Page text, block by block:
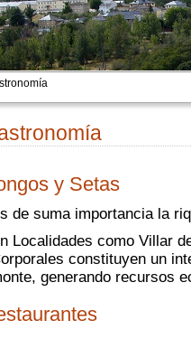
y Setas
de suma importancia la
Localidades como Villar
constituyen un
generando recursos